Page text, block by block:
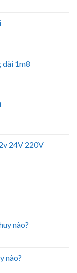
dài 1m8
24V 220V
nào?
nào?